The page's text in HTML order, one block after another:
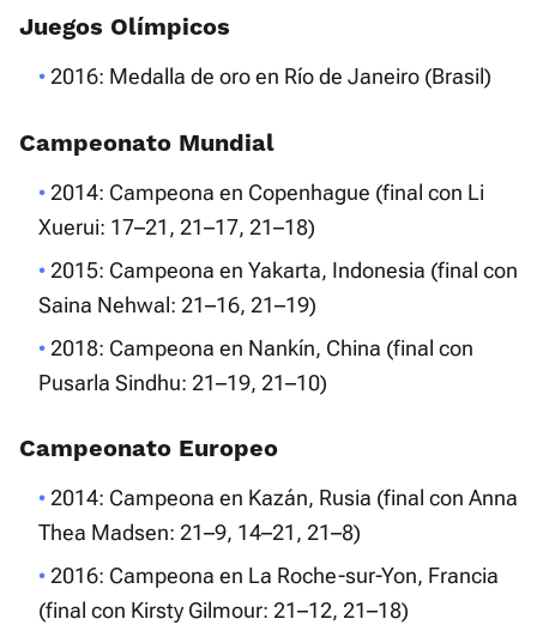
Juegos Olímpicos
2016: Medalla de oro en Río de Janeiro (Brasil)
Campeonato Mundial
2014: Campeona en Copenhague (final con Li
Xuerui: 17–21, 21–17, 21–18)
2015: Campeona en Yakarta, Indonesia (final con
Saina Nehwal: 21–16, 21–19)
2018: Campeona en Nankín, China (final con
Pusarla Sindhu: 21–19, 21–10)
Campeonato Europeo
2014: Campeona en Kazán, Rusia (final con Anna
Thea Madsen: 21–9, 14–21, 21–8)
2016: Campeona en La Roche-sur-Yon, Francia
(final con Kirsty Gilmour: 21–12, 21–18)